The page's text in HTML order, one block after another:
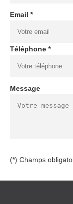
Email *
Téléphone *
Message
(*) Champs